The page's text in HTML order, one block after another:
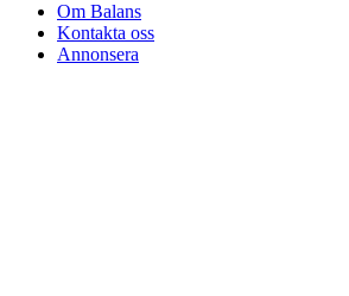
Om Balans
Kontakta oss
Annonsera